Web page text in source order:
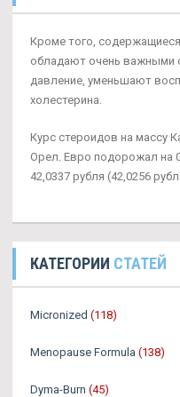
Кроме того,
обладают очень важными
давление, уменьшают
холестерина.
Курс стероидов на массу
Орел. Евро подорожал на
42,0337 рубля (42,0256
КАТЕГОРИИ СТАТЕЙ
Micronized (118)
Menopause Formula (138)
Dyma-Burn (45)